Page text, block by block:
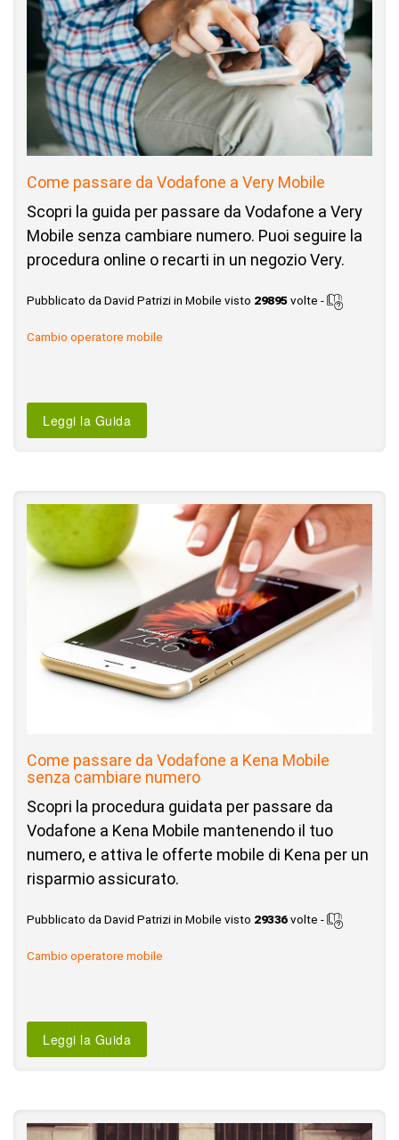
Come passare da Vodafone a Very Mobile
Scopri la guida per passare da Vodafone a Very
Mobile senza cambiare numero. Puoi seguire la
procedura online o recarti in un negozio Very.
Pubblicato da David Patrizi in Mobile visto 29895volte -
Cambio operatore mobile
Leggi la Guida
Come passare da Vodafone a Kena Mobile
senza cambiare numero
Scopri la procedura guidata per passare da
Vodafone a Kena Mobile mantenendo il tuo
numero, e attiva le offerte mobile di Kena per un
risparmio assicurato.
Pubblicato da David Patrizi in Mobile visto 29336volte -
Cambio operatore mobile
Leggi la Guida